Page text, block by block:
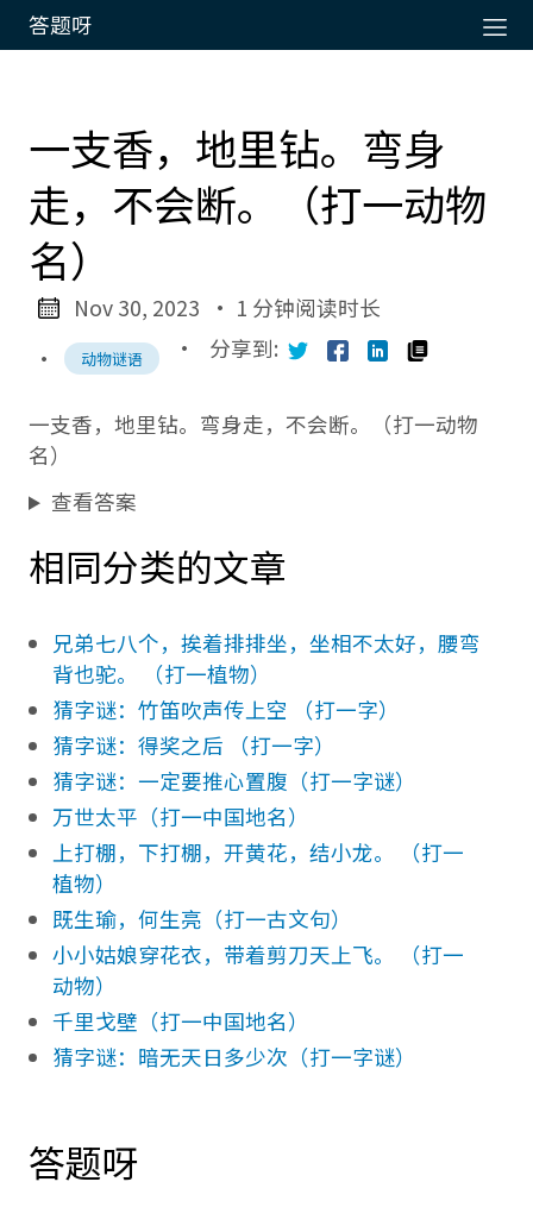
答题呀
一支香，地里钻。弯身
走，不会断。（打一动物
名）
Nov 30, 2023
· 1 分钟阅读时长
·
动物谜语 · 分享到:
一支香，地里钻。弯身走，不会断。（打一动物
名）
查看答案
相同分类的文章
兄弟七八个，挨着排排坐，坐相不太好，腰弯
背也驼。 （打一植物）
猜字谜：竹笛吹声传上空 （打一字）
猜字谜：得奖之后 （打一字）
猜字谜：一定要推心置腹（打一字谜）
万世太平（打一中国地名）
上打棚，下打棚，开黄花，结小龙。 （打一
植物）
既生瑜，何生亮（打一古文句）
小小姑娘穿花衣，带着剪刀天上飞。 （打一
动物）
千里戈壁（打一中国地名）
猜字谜：暗无天日多少次（打一字谜）
答题呀